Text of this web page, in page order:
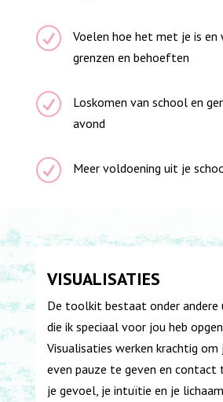
R
Voelen hoe het met je is
grenzen en behoeften
R
Loskomen van school en
avond
R Meer voldoening uit je
VISUALISATIES
De toolkit bestaat onder andere
die ik speciaal voor jou heb
Visualisaties werken krachtig om
even pauze te geven en contact
je gevoel, je intuïtie en je